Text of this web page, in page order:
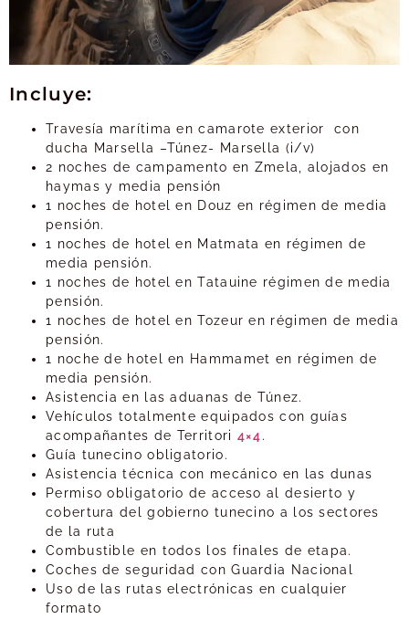
Incluye:
Travesía marítima en camarote exterior con
ducha Marsella –Túnez- Marsella (i/v)
2 noches de campamento en Zmela, alojados en
haymas y media pensión
1 noches de hotel en Douz en régimen de media
pensión.
1 noches de hotel en Matmata en régimen de
media pensión.
1 noches de hotel en Tatauine régimen de media
pensión.
1 noches de hotel en Tozeur en régimen de media
pensión.
1 noche de hotel en Hammamet en régimen de
media pensión.
Asistencia en las aduanas de Túnez.
Vehículos totalmente equipados con guías
acompañantes de Territori 4×4.
Guía tunecino obligatorio.
Asistencia técnica con mecánico en las dunas
Permiso obligatorio de acceso al desierto y
cobertura del gobierno tunecino a los sectores
de la ruta
Combustible en todos los finales de etapa.
Coches de seguridad con Guardia Nacional
Uso de las rutas electrónicas en cualquier
formato